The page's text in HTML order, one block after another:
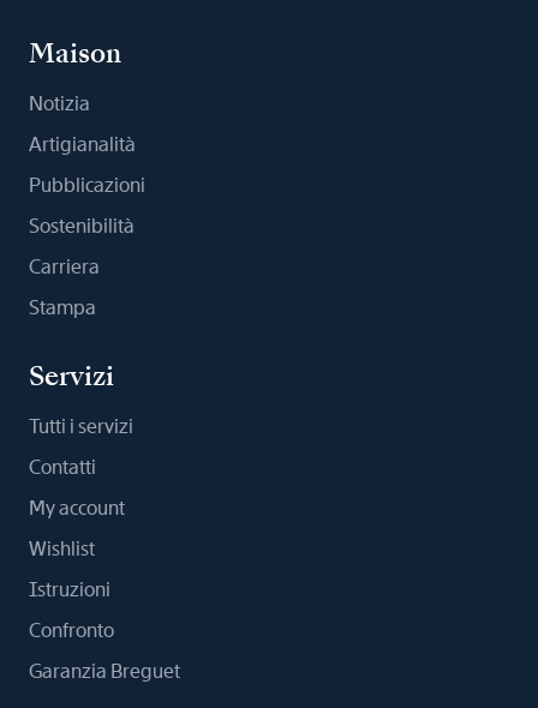
Maison
Notizia
Artigianalità
Pubblicazioni
Sostenibilità
Carriera
Stampa
Servizi
Tutti i servizi
Contatti
My account
Wishlist
Istruzioni
Confronto
Garanzia Breguet